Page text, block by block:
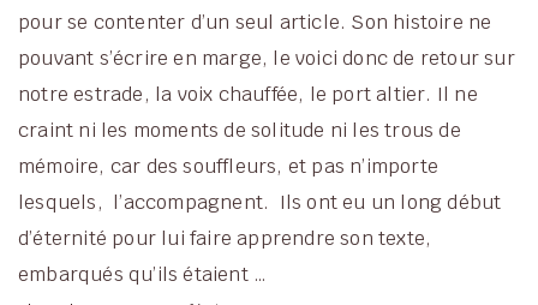
pour se contenter d’un seul article. Son histoire ne
pouvant s’écrire en marge, le voici donc de retour sur
notre estrade, la voix chauffée, le port altier. Il ne
craint ni les moments de solitude ni les trous de
mémoire, car des souffleurs, et pas n’importe
lesquels, l’accompagnent. Ils ont eu un long début
d’éternité pour lui faire apprendre son texte,
embarqués qu’ils étaient …